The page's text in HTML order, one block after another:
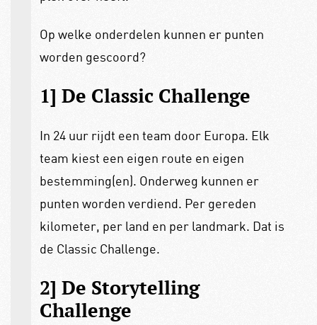
Op welke onderdelen kunnen er punten
worden gescoord?
1] De Classic Challenge
In 24 uur rijdt een team door Europa. Elk
team kiest een eigen route en eigen
bestemming(en). Onderweg kunnen er
punten worden verdiend. Per gereden
kilometer, per land en per landmark. Dat is
de Classic Challenge.
2] De Storytelling
Challenge